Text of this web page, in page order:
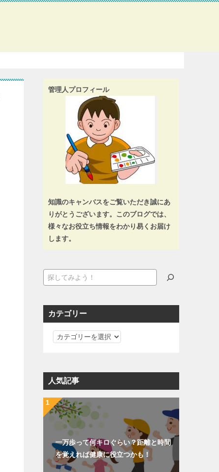
管理人プロフィール
知識のキャンバスをご覧いただき誠にあ
りがとうございます。このブログでは、
様々なお役立ち情報をわかり易くお届け
します。
検
索
カテゴリー
カ
リ
ー
人気記事
一万歩って何キロぐらい？距離と時間
を覚えれば健康に役立つかも！